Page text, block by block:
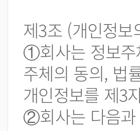
제3조 (개인정
①회사는 정보주
주체의 동의, 법
개인정보를 제3
②회사는 다음과